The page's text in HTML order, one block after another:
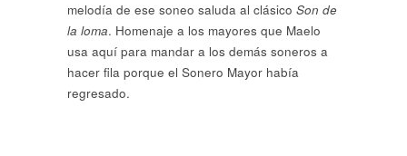
melodía de ese soneo saluda al clásico Son de
la loma. Homenaje a los mayores que Maelo
usa aquí para mandar a los demás soneros a
hacer fila porque el Sonero Mayor había
regresado.